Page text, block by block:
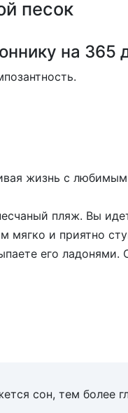
песок
на 365
жизнь с
пляж. Вы
мягко и приятно
его
сон, тем более